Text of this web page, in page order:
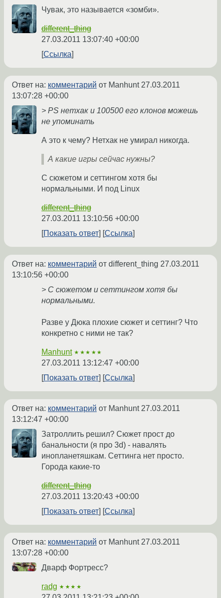
Чувак, это называется «зомби».
different_thing
27.03.2011 13:07:40 +00:00
Ссылка
Ответ на: комментарий от Manhunt27.03.2011
13:07:28 +00:00
> PS нетхак и 100500 его клонов можешь
не упоминать
А это к чему? Нетхак не умирал никогда.
А какие игры сейчас нужны?
С сюжетом и сеттингом хотя бы
нормальными. И под Linux
different_thing
27.03.2011 13:10:56 +00:00
Показать ответ
Ссылка
Ответ на: комментарий от different_thing 27.03.2011
13:10:56 +00:00
> С сюжетом и сеттингом хотя бы
нормальными.
Разве у Дюка плохие сюжет и сеттинг? Что
конкретно с ними не так?
Manhunt ★★★★★
27.03.2011 13:12:47 +00:00
Показать ответ
Ссылка
Ответ на: комментарий от Manhunt27.03.2011
13:12:47 +00:00
Затроллить решил? Сюжет прост до
банальности (я про 3d) - навалять
инопланетяшкам. Сеттинга нет просто.
Города какие-то
different_thing
27.03.2011 13:20:43 +00:00
Показать ответ
Ссылка
Ответ на: комментарий от Manhunt27.03.2011
13:07:28 +00:00
Дварф Фортресс?
radg ★★★★